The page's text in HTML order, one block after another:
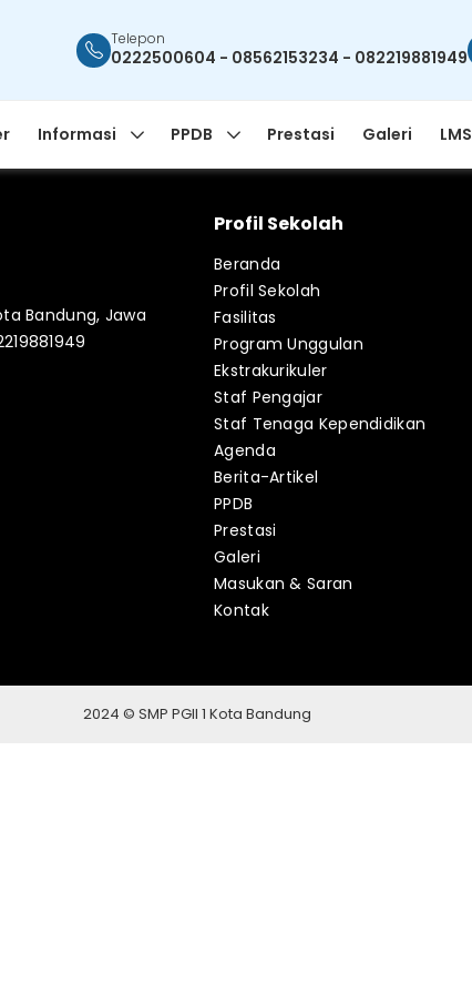
Telepon
0222500604 - 08562153234 - 082219881949
Informasi PPDB Prestasi Galeri LMS
Bandung, Jawa
Profil Sekolah
Beranda
Profil Sekolah
Fasilitas
Program Unggulan
Ekstrakurikuler
Staf Pengajar
Staf Tenaga Kependidikan
Agenda
Berita-Artikel
PPDB
Prestasi
Galeri
Masukan & Saran
Kontak
2024 © SMP PGII 1 Kota Bandung